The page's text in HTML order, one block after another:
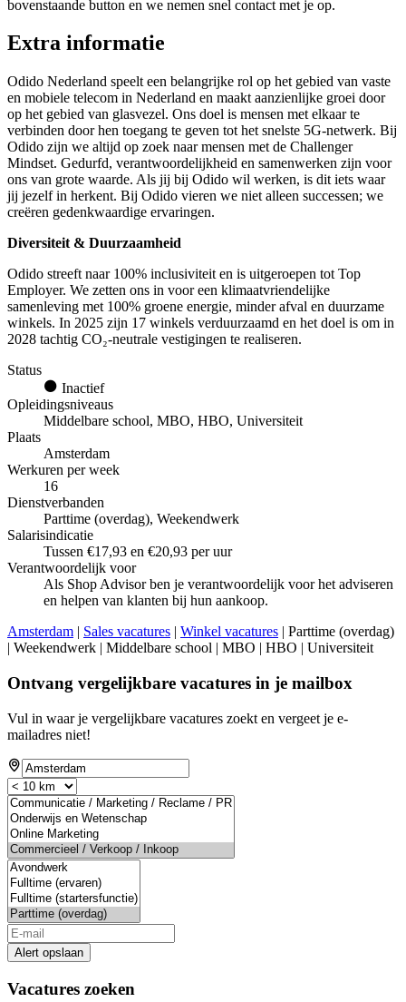
bovenstaande button en we nemen snel contact met je op.
Extra informatie
Odido Nederland speelt een belangrijke rol op het gebied van vaste
en mobiele telecom in Nederland en maakt aanzienlijke groei door
op het gebied van glasvezel. Ons doel is mensen met elkaar te
verbinden door hen toegang te geven tot het snelste 5G-netwerk. Bij
Odido zijn we altijd op zoek naar mensen met de Challenger
Mindset. Gedurfd, verantwoordelijkheid en samenwerken zijn voor
ons van grote waarde. Als jij bij Odido wil werken, is dit iets waar
jij jezelf in herkent. Bij Odido vieren we niet alleen successen; we
creëren gedenkwaardige ervaringen.
Diversiteit & Duurzaamheid
Odido streeft naar 100% inclusiviteit en is uitgeroepen tot Top
Employer. We zetten ons in voor een klimaatvriendelijke
samenleving met 100% groene energie, minder afval en duurzame
winkels. In 2025 zijn 17 winkels verduurzaamd en het doel is om in
2028 tachtig CO₂-neutrale vestigingen te realiseren.
Status
Inactief
Opleidingsniveaus
Middelbare school, MBO, HBO, Universiteit
Plaats
Amsterdam
Werkuren per week
16
Dienstverbanden
Parttime (overdag), Weekendwerk
Salarisindicatie
Tussen €17,93 en €20,93 per uur
Verantwoordelijk voor
Als Shop Advisor ben je verantwoordelijk voor het adviseren
en helpen van klanten bij hun aankoop.
Amsterdam | Sales vacatures | Winkel vacatures | Parttime (overdag)
| Weekendwerk | Middelbare school | MBO | HBO | Universiteit
Ontvang vergelijkbare vacatures in je mailbox
Vul in waar je vergelijkbare vacatures zoekt en vergeet je e-
mailadres niet!
Alert opslaan
Vacatures zoeken